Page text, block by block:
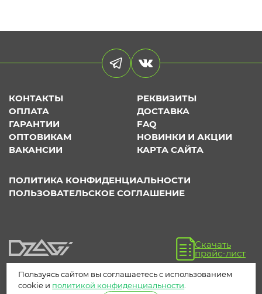
КОНТАКТЫ
РЕКВИЗИТЫ
ОПЛАТА
ДОСТАВКА
ГАРАНТИИ
FAQ
ОПТОВИКАМ
НОВИНКИ И АКЦИИ
ВАКАНСИИ
КАРТА САЙТА
ПОЛИТИКА КОНФИДЕНЦИАЛЬНОСТИ
ПОЛЬЗОВАТЕЛЬСКОЕ СОГЛАШЕНИЕ
Скачать
прайс-лист
Пользуясь сайтом вы соглашаетесь с использованием
cookie и политикой конфиденциальности